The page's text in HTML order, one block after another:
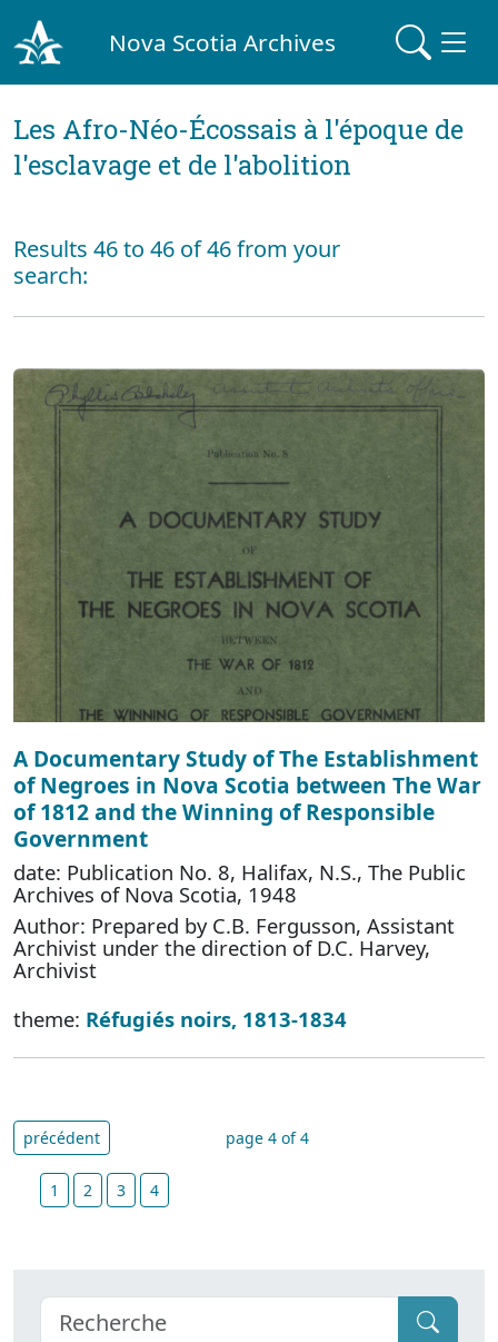
Nova Scotia Archives
Les Afro-Néo-Écossais à l'époque de
l'esclavage et de l'abolition
Results 46 to 46 of 46 from your
search:
A Documentary Study of The Establishment
of Negroes in Nova Scotia between The War
of 1812 and the Winning of Responsible
Government
date: Publication No. 8, Halifax, N.S., The Public
Archives of Nova Scotia, 1948
Author: Prepared by C.B. Fergusson, Assistant
Archivist under the direction of D.C. Harvey,
Archivist
theme: Réfugiés noirs, 1813-1834
précédent page 4 of 4
1 2 3 4